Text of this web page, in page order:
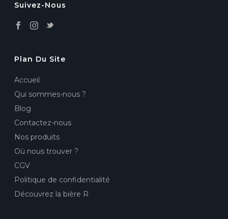
Suivez-Nous
Plan Du Site
Accueil
Qui sommes-nous ?
Blog
Contactez-nous
Nos produits
Où nous trouver ?
CGV
Politique de confidentialité
Découvrez la bière R